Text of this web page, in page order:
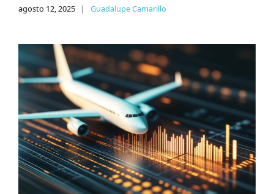
agosto 12, 2025 | Guadalupe Camarillo